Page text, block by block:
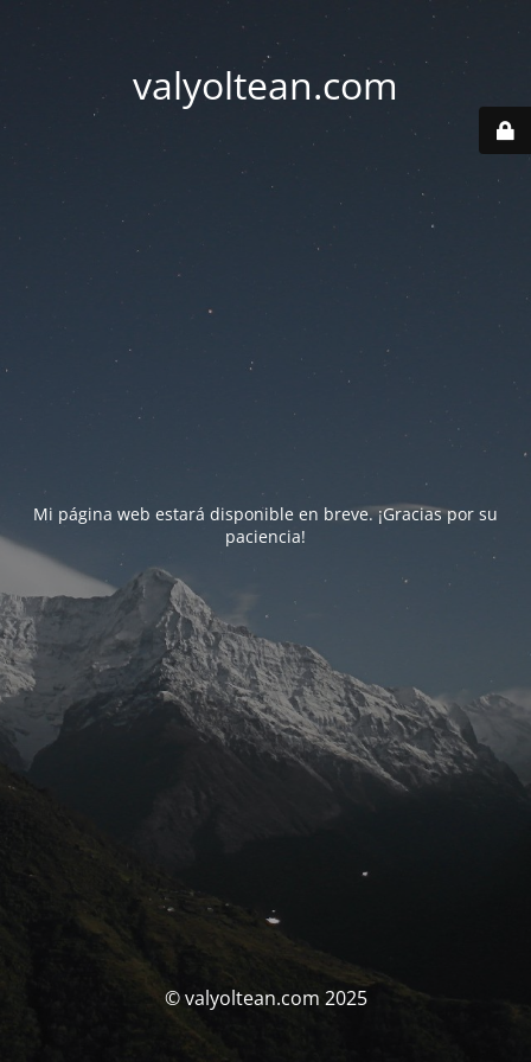
valyoltean.com
Mi página web estará disponible en breve. ¡Gracias por su
paciencia!
© valyoltean.com 2025